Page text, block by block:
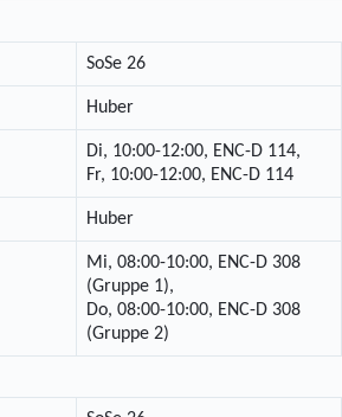
SoSe 26
Huber
Di, 10:00-12:00, ENC-D 114,
Fr, 10:00-12:00, ENC-D 114
Huber
Mi, 08:00-10:00, ENC-D 308
(Gruppe 1),
Do, 08:00-10:00, ENC-D 308
(Gruppe 2)